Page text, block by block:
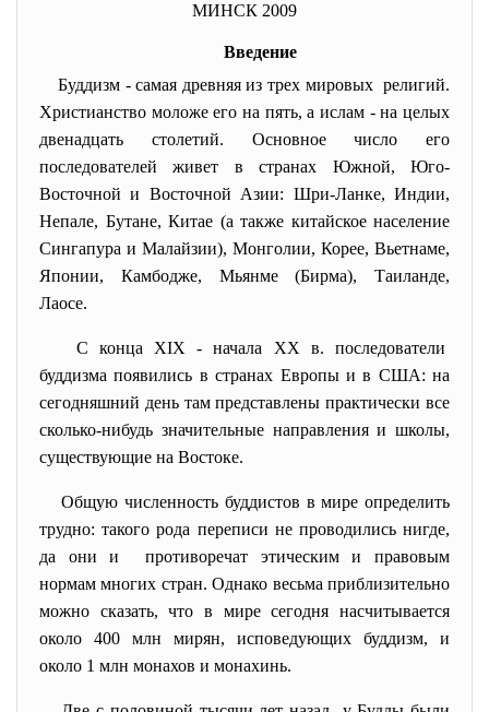
МИНСК 2009
Введение
Буддизм - самая древняя из трех мировых религий.
Христианство моложе его на пять, а ислам - на целых
двенадцать столетий. Основное число его
последователей живет в странах Южной, Юго-
Восточной и Восточной Азии: Шри-Ланке, Индии,
Непале, Бутане, Китае (а также китайское население
Сингапура и Малайзии), Монголии, Корее, Вьетнаме,
Японии, Камбодже, Мьянме (Бирма), Таиланде,
Лаосе.
С конца XIX - начала XX в. последователи
буддизма появились в странах Европы и в США: на
сегодняшний день там представлены практически все
сколько-нибудь значительные направления и школы,
существующие на Востоке.
Общую численность буддистов в мире определить
трудно: такого рода переписи не проводились нигде,
да они и противоречат этическим и правовым
нормам многих стран. Однако весьма приблизительно
можно сказать, что в мире сегодня насчитывается
около 400 млн мирян, исповедующих буддизм, и
около 1 млн монахов и монахинь.